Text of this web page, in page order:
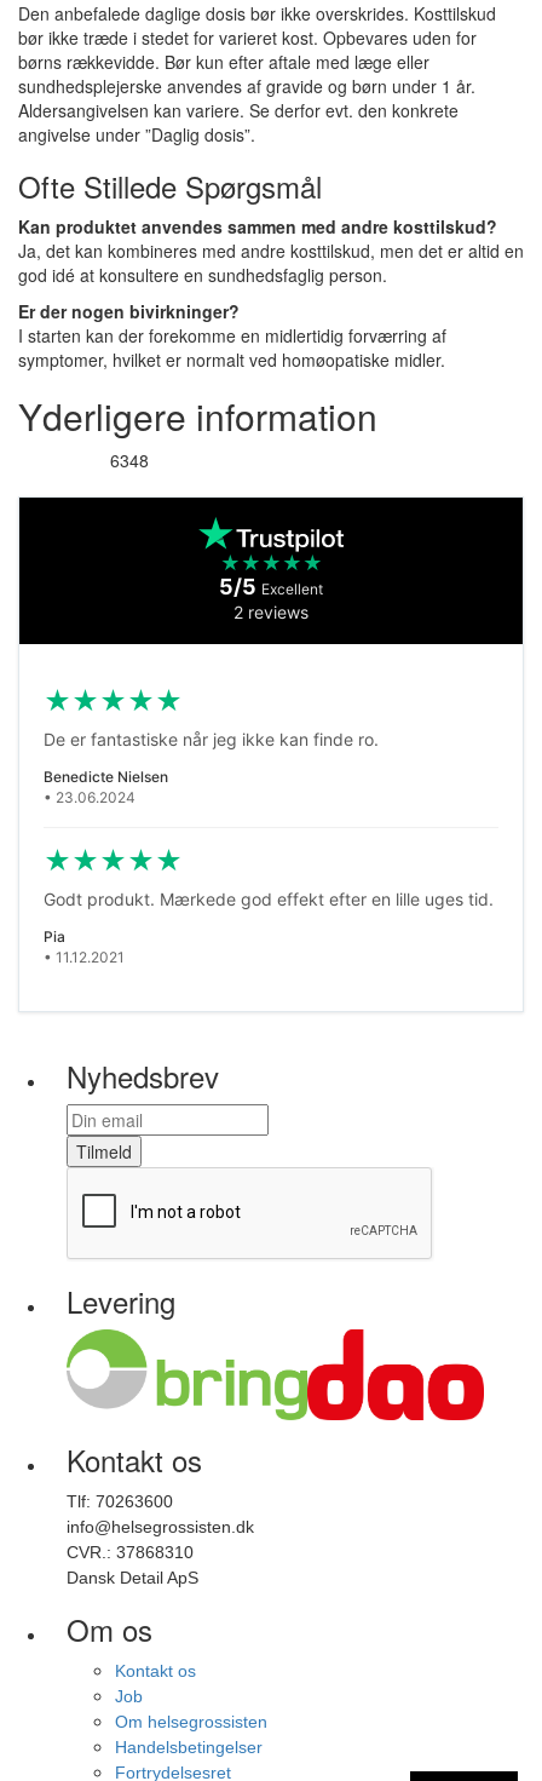
Den anbefalede daglige dosis bør ikke overskrides. Kosttilskud
bør ikke træde i stedet for varieret kost. Opbevares uden for
børns rækkevidde. Bør kun efter aftale med læge eller
sundhedsplejerske anvendes af gravide og børn under 1 år.
Aldersangivelsen kan variere. Se derfor evt. den konkrete
angivelse under ”Daglig dosis”.
Ofte Stillede Spørgsmål
Kan produktet anvendes sammen med andre kosttilskud?
Ja, det kan kombineres med andre kosttilskud, men det er altid en
god idé at konsultere en sundhedsfaglig person.
Er der nogen bivirkninger?
I starten kan der forekomme en midlertidig forværring af
symptomer, hvilket er normalt ved homøopatiske midler.
Yderligere information
6348
★ ★ ★ ★ ★
5/5 Excellent
2 reviews
★★★★★
De er fantastiske når jeg ikke kan finde ro.
Benedicte Nielsen
• 23.06.2024
★★★★★
Godt produkt. Mærkede god effekt efter en lille uges tid.
Pia
• 11.12.2021
Nyhedsbrev
Tilmeld
Levering
Kontakt os
Tlf: 70263600
info@helsegrossisten.dk
CVR.: 37868310
Dansk Detail ApS
Om os
Kontakt os
Job
Om helsegrossisten
Handelsbetingelser
Fortrydelsesret